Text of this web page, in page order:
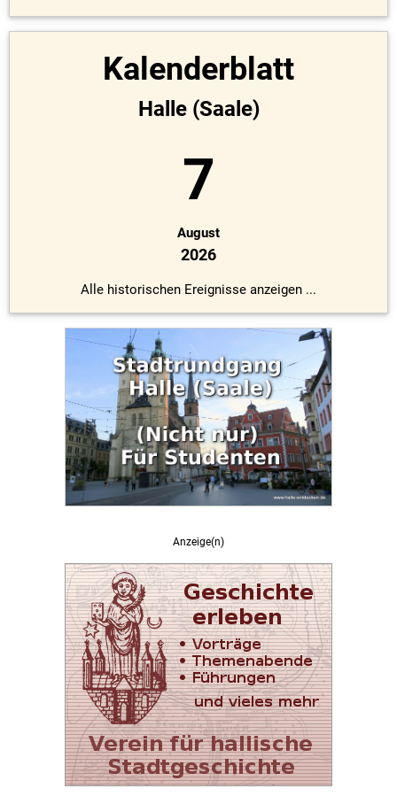
Kalenderblatt
Halle (Saale)
7
August
2026
Alle historischen Ereignisse anzeigen ...
Anzeige(n)